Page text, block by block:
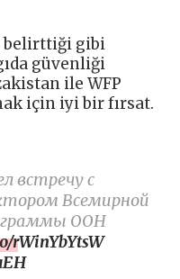
belirttiği gibi
güvenliği
ile WFP
için iyi bir fırsat.
встречу с
Всемирной
ООН
rWinYbYtsW